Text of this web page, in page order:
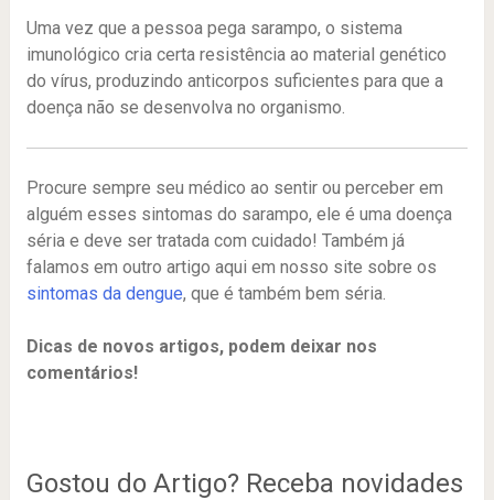
Uma vez que a pessoa pega sarampo, o sistema
imunológico cria certa resistência ao material genético
do vírus, produzindo anticorpos suficientes para que a
doença não se desenvolva no organismo.
Procure sempre seu médico ao sentir ou perceber em
alguém esses sintomas do sarampo, ele é uma doença
séria e deve ser tratada com cuidado! Também já
falamos em outro artigo aqui em nosso site sobre os
sintomas da dengue, que é também bem séria.
Dicas de novos artigos, podem deixar nos
comentários!
Gostou do Artigo? Receba novidades